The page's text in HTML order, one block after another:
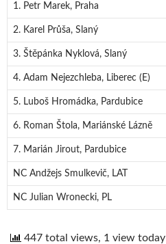
1. Petr Marek, Praha
2. Karel Průša, Slaný
3. Štěpánka Nyklová, Slaný
4. Adam Nejezchleba, Liberec (E)
5. Luboš Hromádka, Pardubice
6. Roman Štola, Mariánské Lázně
7. Marián Jirout, Pardubice
NC Andžejs Smulkevič, LAT
NC Julian Wronecki, PL
447 total views, 1 view today